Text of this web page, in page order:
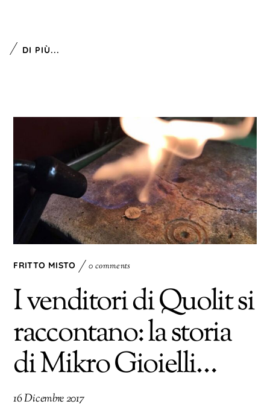
DI PIÙ...
FRITTO MISTO 0 comments
I venditori di Quolit si
raccontano: la storia
di Mikro Gioielli…
16 Dicembre 2017